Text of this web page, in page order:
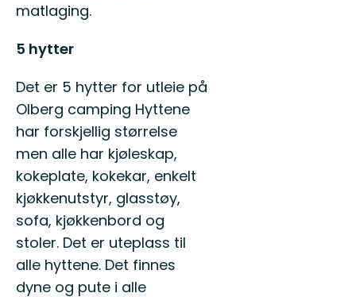
matlaging.
5 hytter
Det er 5 hytter for utleie på
Olberg camping Hyttene
har forskjellig størrelse
men alle har kjøleskap,
kokeplate, kokekar, enkelt
kjøkkenutstyr, glasstøy,
sofa, kjøkkenbord og
stoler. Det er uteplass til
alle hyttene. Det finnes
dyne og pute i alle